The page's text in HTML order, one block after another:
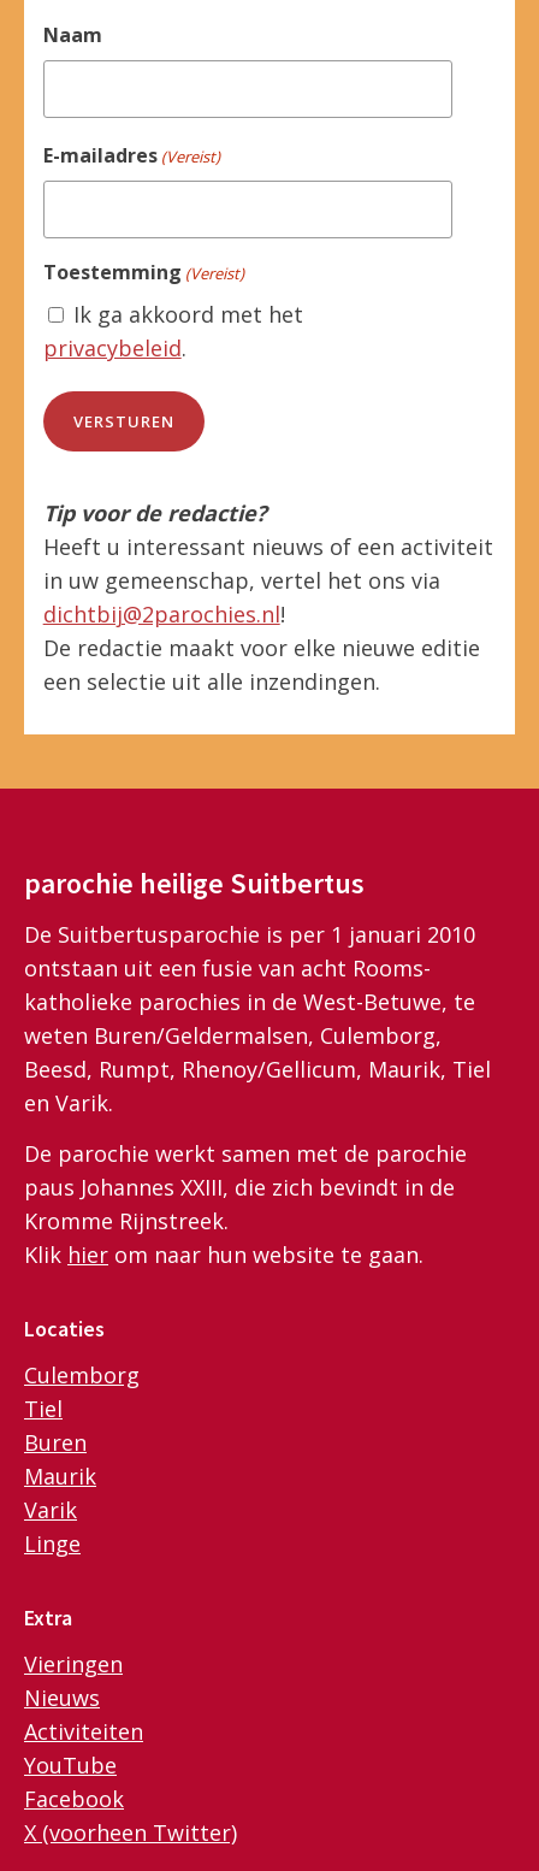
Naam
E-mailadres (Vereist)
Toestemming (Vereist)
Ik ga akkoord met het
privacybeleid.
Tip voor de redactie?
Heeft u interessant nieuws of een activiteit
in uw gemeenschap, vertel het ons via
dichtbij@2parochies.nl!
De redactie maakt voor elke nieuwe editie
een selectie uit alle inzendingen.
parochie heilige Suitbertus
De Suitbertusparochie is per 1 januari 2010
ontstaan uit een fusie van acht Rooms-
katholieke parochies in de West-Betuwe, te
weten Buren/Geldermalsen, Culemborg,
Beesd, Rumpt, Rhenoy/Gellicum, Maurik, Tiel
en Varik.
De parochie werkt samen met de parochie
paus Johannes XXIII, die zich bevindt in de
Kromme Rijnstreek.
Klik hier om naar hun website te gaan.
Locaties
Culemborg
Tiel
Buren
Maurik
Varik
Linge
Extra
Vieringen
Nieuws
Activiteiten
YouTube
Facebook
X (voorheen Twitter)